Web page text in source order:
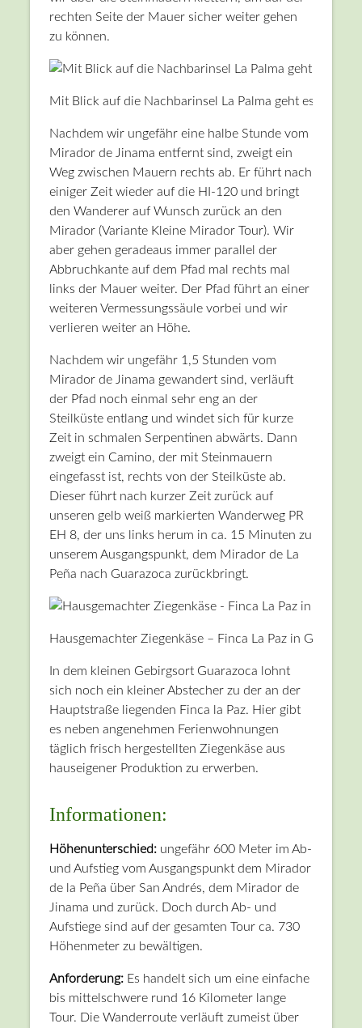
rechten Seite der Mauer sicher weiter gehen
zu können.
Mit Blick auf die Nachbarinsel La Palma geht es an der
Nachdem wir ungefähr eine halbe Stunde vom
Mirador de Jinama entfernt sind, zweigt ein
Weg zwischen Mauern rechts ab. Er führt nach
einiger Zeit wieder auf die HI-120 und bringt
den Wanderer auf Wunsch zurück an den
Mirador (Variante Kleine Mirador Tour). Wir
aber gehen geradeaus immer parallel der
Abbruchkante auf dem Pfad mal rechts mal
links der Mauer weiter. Der Pfad führt an einer
weiteren Vermessungssäule vorbei und wir
verlieren weiter an Höhe.
Nachdem wir ungefähr 1,5 Stunden vom
Mirador de Jinama gewandert sind, verläuft
der Pfad noch einmal sehr eng an der
Steilküste entlang und windet sich für kurze
Zeit in schmalen Serpentinen abwärts. Dann
zweigt ein Camino, der mit Steinmauern
eingefasst ist, rechts von der Steilküste ab.
Dieser führt nach kurzer Zeit zurück auf
unseren gelb weiß markierten Wanderweg PR
EH 8, der uns links herum in ca. 15 Minuten zu
unserem Ausgangspunkt, dem Mirador de La
Peña nach Guarazoca zurückbringt.
Hausgemachter Ziegenkäse – Finca La Paz in
In dem kleinen Gebirgsort Guarazoca lohnt
sich noch ein kleiner Abstecher zu der an der
Hauptstraße liegenden Finca la Paz. Hier gibt
es neben angenehmen Ferienwohnungen
täglich frisch hergestellten Ziegenkäse aus
hauseigener Produktion zu erwerben.
Informationen:
Höhenunterschied: ungefähr 600 Meter im Ab-
und Aufstieg vom Ausgangspunkt dem Mirador
de la Peña über San Andrés, dem Mirador de
Jinama und zurück. Doch durch Ab- und
Aufstiege sind auf der gesamten Tour ca. 730
Höhenmeter zu bewältigen.
Anforderung: Es handelt sich um eine einfache
bis mittelschwere rund 16 Kilometer lange
Tour. Die Wanderroute verläuft zumeist über